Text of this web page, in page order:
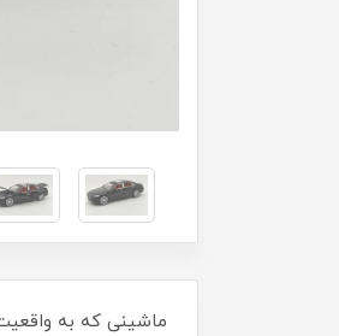
ماشینی که به